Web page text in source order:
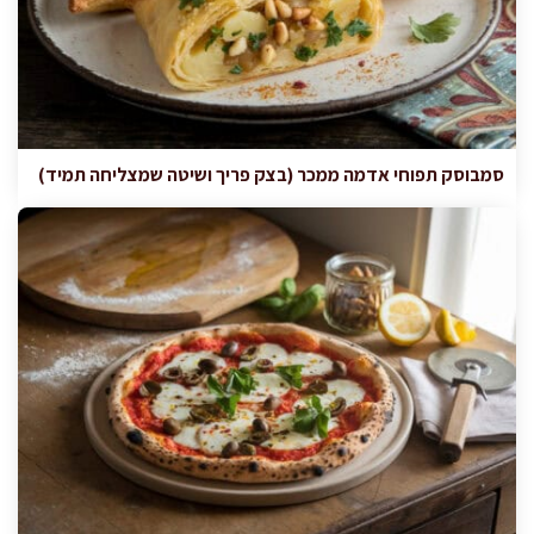
סמבוסק תפוחי אדמה ממכר (בצק פריך ושיטה שמצליחה תמיד)